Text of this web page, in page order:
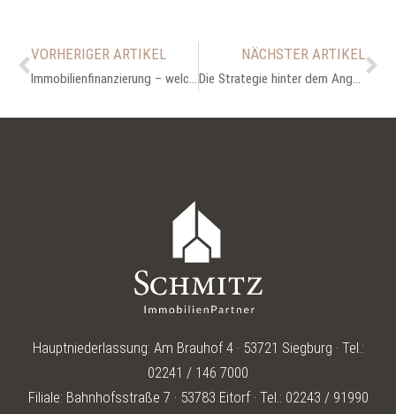
VORHERIGER ARTIKEL
Immobilienfinanzierung – welche Optionen habe ich?
NÄCHSTER ARTIKEL
Die Strategie hinter dem Angebotspreis
Hauptniederlassung: Am Brauhof 4 · 53721 Siegburg · Tel.:
02241 / 146 7000
Filiale: Bahnhofsstraße 7 · 53783 Eitorf · Tel.: 02243 / 91990